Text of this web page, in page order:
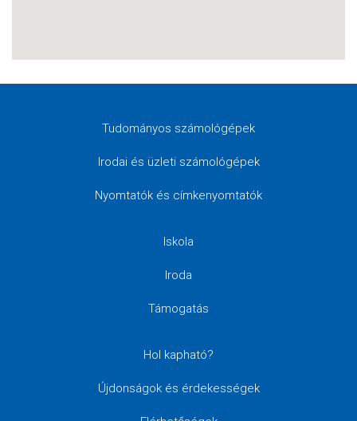
Tudományos számológépek
Irodai és üzleti számológépek
Nyomtatók és címkenyomtatók
Iskola
Iroda
Támogatás
Hol kapható?
Újdonságok és érdekességek